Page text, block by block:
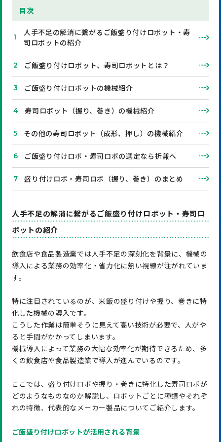
目 次
人手不足の解消に繋がるご飯盛り付けロボット・寿
司ロボットの紹介
ご飯盛り付けロボット、寿司ロボットとは？
ご飯盛り付けロボットの機械紹介
寿司ロボット（握り、巻き）の機械紹介
その他の寿司ロボット（成形、押し）の機械紹介
ご飯盛り付けロボ・寿司ロボの選定なら折兼へ
盛り付けロボ・寿司ロボ（握り、巻き）のまとめ
人手不足の解消に繋がるご飯盛り付けロボット・寿司ロ
ボットの紹介
飲食店や食品製造業では人手不足の深刻化を背景に、機械の
導入による業務の効率化・省力化に熱い視線が注がれていま
す。
特に注目されているのが、米飯の盛り付けや握り、巻きに特
化した機械の導入です。
こうした作業は簡単そうに見えて高い技術が必要で、人がや
ると手間がかかってしまいます。
機械導入によって業務の大幅な効率化が期待できるため、多
くの飲食店や食品製造業で導入が進んでいるのです。
ここでは、盛り付けロボや握り・巻きに特化した寿司ロボが
どのようなものなのか解説し、ロボットごとに種類やそれぞ
れの特徴、代表的なメーカー製品についてご紹介します。
ご飯盛り付けロボットが活用される背景